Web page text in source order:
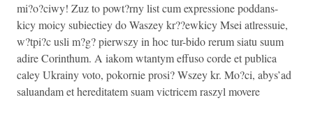
mi?o?ciwy! Zuz to powt?rny list cum expressione poddans-
kicy moicy subiectiey do Waszey kr??ewkicy Msei atlressuie,
w?tpi?c usli m?g? pierwszy in hoc tur-bido rerum siatu suum
adire Corinthum. A iakom wtantym effuso corde et publica
caley Ukrainy voto, pokornie prosi? Wszey kr. Mo?ci, abys’ad
saluandam et hereditatem suam victricem raszyl movere